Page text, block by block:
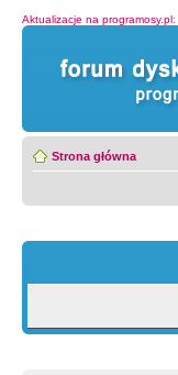
Aktualizacje na programosy.pl:
Strona główna